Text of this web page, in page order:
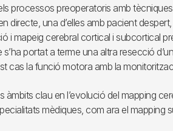
processos preoperatoris amb
directe, una d’elles amb pacient
i mapeig cerebral cortical i subcortical
portat a terme una altra resecció
cas la funció motora amb la
àmbits clau en l’evolució del mapping
mèdiques, com ara el mapping